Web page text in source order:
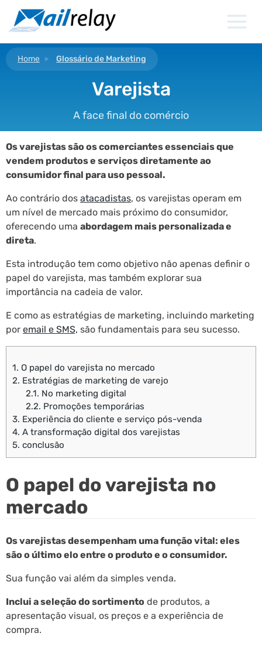
para
conteúdo
Home Glossário de Marketing
Varejista
A face final do comércio
Os varejistas são os comerciantes essenciais que
vendem produtos e serviços diretamente ao
consumidor final para uso pessoal.
Ao contrário dos atacadistas, os varejistas operam em
um nível de mercado mais próximo do consumidor,
oferecendo uma abordagem mais personalizada e
direta.
Esta introdução tem como objetivo não apenas definir o
papel do varejista, mas também explorar sua
importância na cadeia de valor.
E como as estratégias de marketing, incluindo marketing
por email e SMS, são fundamentais para seu sucesso.
1. O papel do varejista no mercado
2. Estratégias de marketing de varejo
2.1. No marketing digital
2.2. Promoções temporárias
3. Experiência do cliente e serviço pós-venda
4. A transformação digital dos varejistas
5. conclusão
O papel do varejista no
mercado
Os varejistas desempenham uma função vital: eles
são o último elo entre o produto e o consumidor.
Sua função vai além da simples venda.
Inclui a seleção do sortimento de produtos, a
apresentação visual, os preços e a experiência de
compra.